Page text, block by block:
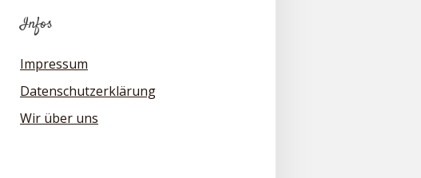
Infos
Impressum
Datenschutzerklärung
Wir über uns